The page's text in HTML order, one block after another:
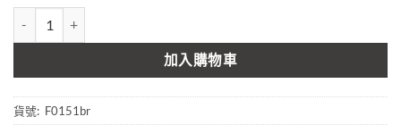
加入購物車
貨號: F0151br